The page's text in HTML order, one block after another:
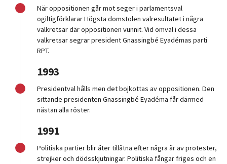
När oppositionen går mot seger i parlamentsval
ogiltigförklarar Högsta domstolen valresultatet i några
valkretsar där oppositionen vunnit. Vid omval i dessa
valkretsar segrar president Gnassingbé Eyadémas parti
RPT.
1993
Presidentval hålls men det bojkottas av oppositionen. Den
sittande presidenten Gnassingbé Eyadéma får därmed
nästan alla röster.
1991
Politiska partier blir åter tillåtna efter några år av protester,
strejker och dödsskjutningar. Politiska fångar friges och en